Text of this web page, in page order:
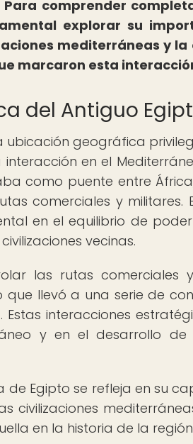
Para comprender
explorar su
mediterráneas y
marcaron esta
del Antiguo
ubicación geográfica
en el
como puente entre
comerciales y militares.
en el equilibrio de
vecinas.
las rutas comerciales
llevó a una serie de
interacciones
y en el desarrollo de
Egipto se refleja en su
civilizaciones
en la historia de la